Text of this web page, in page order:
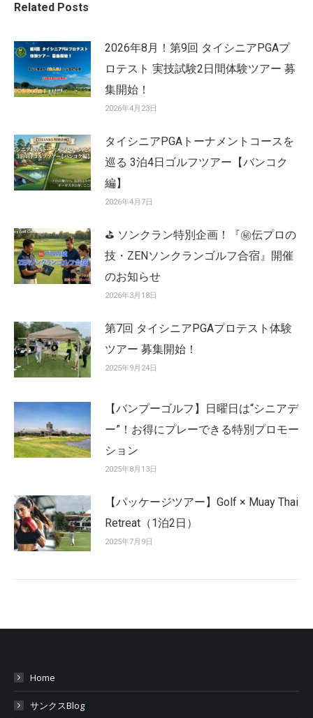
Related Posts
2026年8月！第9回 タイシニアPGAプ
ロテスト 実技試験2日間体験ツアー 募
集開始！
2026年4月23日
タイシニアPGAトーナメントコースを
巡る 3泊4日ゴルフツアー【バンコク
編】
2026年4月7日
⛳ ソンクラン特別企画！『㊙️伝プロの
技・ZENソンクランゴルフ合宿』開催
のお知らせ
2026年3月18日
第7回 タイシニアPGAプロテスト体験
ツアー 募集開始！
2025年9月24日
【バンプーゴルフ】日曜日は“シニアデ
ー”！お得にプレーできる特別プロモー
ション
2025年8月13日
【パッケージツアー】Golf × Muay Thai
Retreat（1泊2日）
2025年7月9日
Home
サンクスBlog